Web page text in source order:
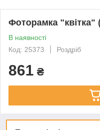
Фоторамка "квітка"
В наявності
Код: 25373
Роздріб
861 ₴